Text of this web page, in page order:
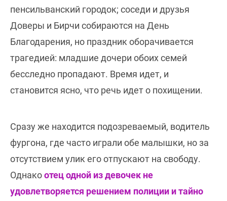
пенсильванский городок; соседи и друзья
Доверы и Бирчи собираются на День
Благодарения, но праздник оборачивается
трагедией: младшие дочери обоих семей
бесследно пропадают. Время идет, и
становится ясно, что речь идет о похищении.
Сразу же находится подозреваемый, водитель
фургона, где часто играли обе малышки, но за
отсутствием улик его отпускают на свободу.
Однакоотец одной из девочек не
удовлетворяется решением полиции и тайно